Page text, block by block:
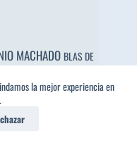
la mejor experiencia en
MACHADO BLAS DE